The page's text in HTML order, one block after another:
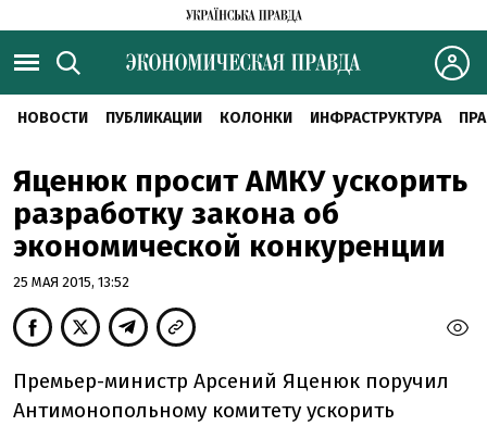
НОВОСТИ ПУБЛИКАЦИИ КОЛОНКИ ИНФРАСТРУКТУРА
Яценюк просит АМКУ ускорить
разработку закона об
экономической конкуренции
25 МАЯ 2015, 13:52
Премьер-министр Арсений Яценюк поручил
Антимонопольному комитету ускорить